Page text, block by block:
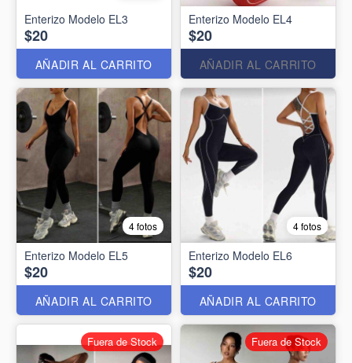
Enterizo Modelo EL3
$20
AÑADIR AL CARRITO
Enterizo Modelo EL4
$20
AÑADIR AL CARRITO
4 fotos
Enterizo Modelo EL5
$20
AÑADIR AL CARRITO
4 fotos
Enterizo Modelo EL6
$20
AÑADIR AL CARRITO
Fuera de Stock Fuera de Stock